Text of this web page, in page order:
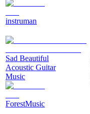
instruman
Sad Beautiful
Acoustic Guitar
Music
ForestMusic